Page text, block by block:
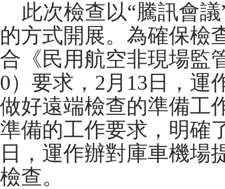
此次檢查以“騰訊會
的方式開展。為確保檢
合《民用航空非現場監
0）要求，2月13日，運
做好遠端檢查的準備工
準備的工作要求，明確
日，運作辦對庫車機場
檢查。